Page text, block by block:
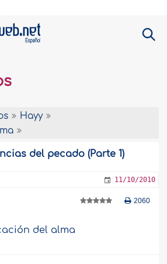
Hayy
del pecado (Parte 1)
11/10/2010
2060
del alma